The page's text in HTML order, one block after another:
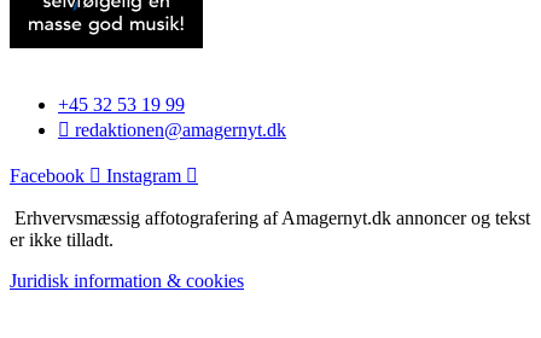
+45 32 53 19 99
redaktionen@amagernyt.dk
Facebook Instagram
Erhvervsmæssig affotografering af Amagernyt.dk annoncer og tekst
er ikke tilladt.
Juridisk information & cookies